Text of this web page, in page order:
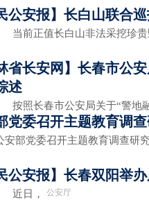
公安报】长白山联合
值长白山非法采挖珍贵
省长安网】长春市公
述
春市公安局关于“警地融
党委召开主题教育调
党委召开主题教育调查研究
公安报】长春双阳举
， 公安厅